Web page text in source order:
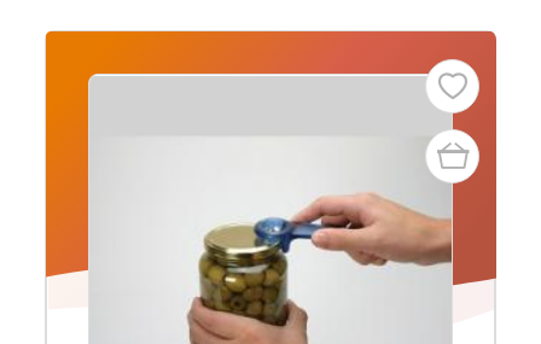
section
Producten